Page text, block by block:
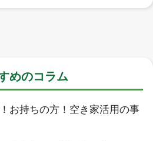
めのコラム
お持ちの方！空き家活用の事